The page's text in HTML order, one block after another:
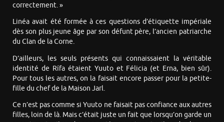
correctement. »
Linéa avait été formée à ces questions d’étiquette impériale
dès son plus jeune âge par son défunt père, l’ancien patriarche
du Clan de la Corne.
D’ailleurs, les seuls présents qui connaissaient la véritable
identité de Rífa étaient Yuuto et Félicia (et Erna, bien sûr).
Pour tous les autres, on la faisait encore passer pour la petite-
fille du chef de la Maison Jarl.
Ce n’est pas comme si Yuuto ne faisait pas confiance aux autres
filles, loin de là. Mais c’était juste un fait que lorsqu’on garde un